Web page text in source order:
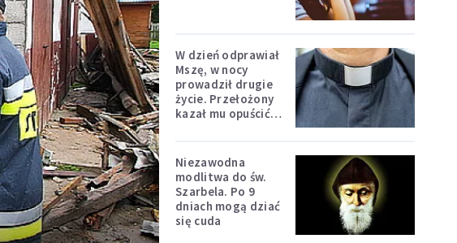
W dzień odprawiał
Mszę, w nocy
prowadził drugie
życie. Przełożony
kazał mu opuścić
Niezawodna
modlitwa do św.
Szarbela. Po 9
dniach mogą dziać
się cuda